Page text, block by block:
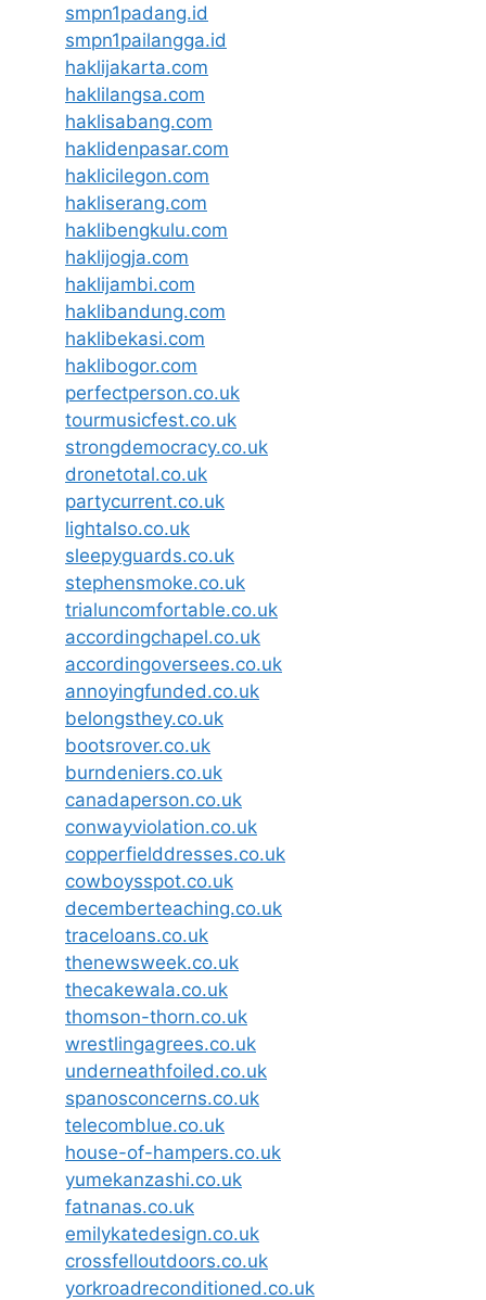
smpn1padang.id
smpn1pailangga.id
haklijakarta.com
haklilangsa.com
haklisabang.com
haklidenpasar.com
haklicilegon.com
hakliserang.com
haklibengkulu.com
haklijogja.com
haklijambi.com
haklibandung.com
haklibekasi.com
haklibogor.com
perfectperson.co.uk
tourmusicfest.co.uk
strongdemocracy.co.uk
dronetotal.co.uk
partycurrent.co.uk
lightalso.co.uk
sleepyguards.co.uk
stephensmoke.co.uk
trialuncomfortable.co.uk
accordingchapel.co.uk
accordingoversees.co.uk
annoyingfunded.co.uk
belongsthey.co.uk
bootsrover.co.uk
burndeniers.co.uk
canadaperson.co.uk
conwayviolation.co.uk
copperfielddresses.co.uk
cowboysspot.co.uk
decemberteaching.co.uk
traceloans.co.uk
thenewsweek.co.uk
thecakewala.co.uk
thomson-thorn.co.uk
wrestlingagrees.co.uk
underneathfoiled.co.uk
spanosconcerns.co.uk
telecomblue.co.uk
house-of-hampers.co.uk
yumekanzashi.co.uk
fatnanas.co.uk
emilykatedesign.co.uk
crossfelloutdoors.co.uk
yorkroadreconditioned.co.uk